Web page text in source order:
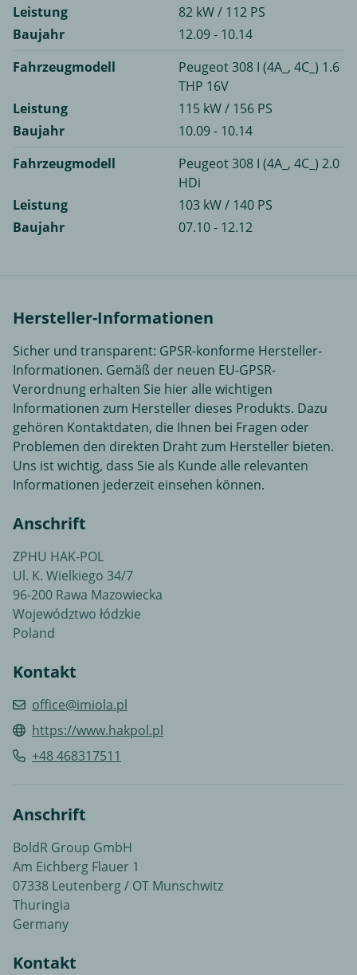
Leistung
82 kW / 112 PS
Baujahr
12.09 - 10.14
Fahrzeugmodell
Peugeot 308 I (4A_, 4C_) 1.6
THP 16V
Leistung
115 kW / 156 PS
Baujahr
10.09 - 10.14
Fahrzeugmodell
Peugeot 308 I (4A_, 4C_) 2.0
HDi
Leistung
103 kW / 140 PS
Baujahr
07.10 - 12.12
Hersteller-Informationen
Sicher und transparent: GPSR-konforme Hersteller-
Informationen. Gemäß der neuen EU-GPSR-
Verordnung erhalten Sie hier alle wichtigen
Informationen zum Hersteller dieses Produkts. Dazu
gehören Kontaktdaten, die Ihnen bei Fragen oder
Problemen den direkten Draht zum Hersteller bieten.
Uns ist wichtig, dass Sie als Kunde alle relevanten
Informationen jederzeit einsehen können.
Anschrift
ZPHU HAK-POL
Ul. K. Wielkiego 34/7
96-200 Rawa Mazowiecka
Województwo łódzkie
Poland
Kontakt
office@imiola.pl
https://www.hakpol.pl
+48 468317511
Anschrift
BoldR Group GmbH
Am Eichberg Flauer 1
07338 Leutenberg / OT Munschwitz
Thuringia
Germany
Kontakt